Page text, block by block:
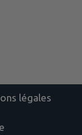
légales